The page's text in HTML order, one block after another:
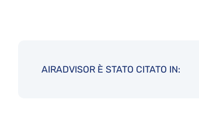
AIRADVISOR È STATO CITATO IN: